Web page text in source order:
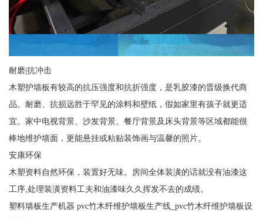
耐磨|抗冲击
木塑护墙板有较高的抗压强度和抗折强度，是乳胶漆的晋级换代商
品。耐磨、抗损远胜于罕见的涂料和壁纸，假如家里有孩子就更适
宜。家中电视背景、沙发背景、餐厅背景及床头背景等区域都能很
棒地维护墙面，更能悬挂或粘贴装饰画与温馨的照片。
安康环保
木塑资料自然环保，装置好无味。房间全体装潢的话就没有油漆这
工序,处理装潢资料工夫和油漆味久久挥发不去的成绩。
塑料墙板生产机器 pvc竹木纤维护墙板生产线_pvc竹木纤维护墙板设